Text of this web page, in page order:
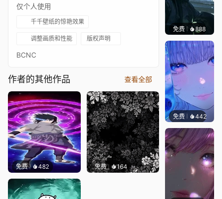
仅个人使用
千千壁纸的惊艳效果
调整画质和性能 版权声明
BCNC
作者的其他作品 查看全部
免费 482 免费 164
免费 888辰东
免费 442辰东